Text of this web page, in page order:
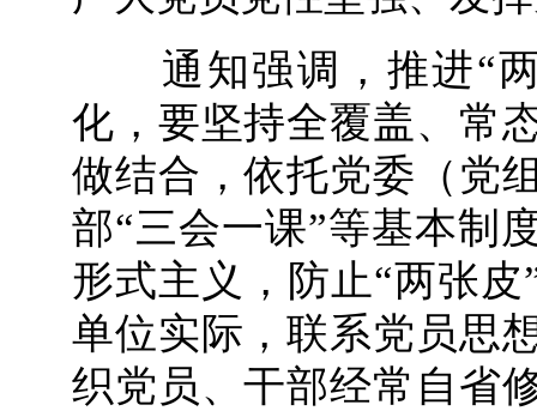
通知强调，推进“两
化，要坚持全覆盖、常
做结合，依托党委（党
部“三会一课”等基本制
形式主义，防止“两张
单位实际，联系党员思
织党员、干部经常自省